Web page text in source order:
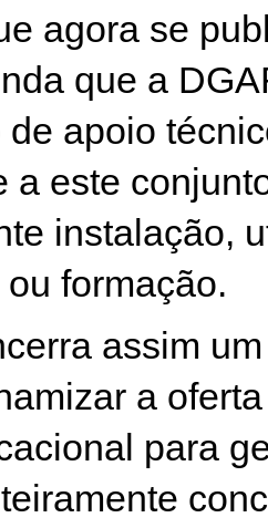
agora se
que a
apoio
a este
instalação,
formação.
assim
a
para